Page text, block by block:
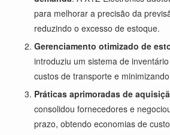
para melhorar a precisão da
reduzindo o excesso de estoque.
Gerenciamento otimizado de
introduziu um sistema de
custos de transporte e
Práticas aprimoradas de
consolidou fornecedores e
prazo, obtendo economias de